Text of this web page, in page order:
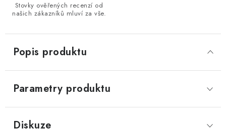
Stovky ověřených recenzí od
našich zákazníků mluví za vše.
Popis produktu
Parametry produktu
Diskuze